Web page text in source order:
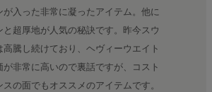
が入った非常に凝ったアイテム。他に
と超厚地が人気の秘訣です。昨今スウ
高騰し続けており、ヘヴィーウエイト
が非常に高いので裏話ですが、コスト
の面でもオススメのアイテムです。